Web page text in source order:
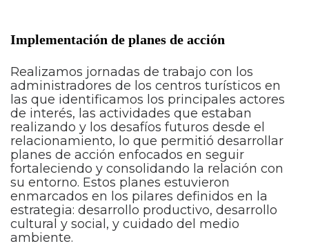
Implementación de planes de acción
Realizamos jornadas de trabajo con los
administradores de los centros turísticos en
las que identificamos los principales actores
de interés, las actividades que estaban
realizando y los desafíos futuros desde el
relacionamiento, lo que permitió desarrollar
planes de acción enfocados en seguir
fortaleciendo y consolidando la relación con
su entorno. Estos planes estuvieron
enmarcados en los pilares definidos en la
estrategia: desarrollo productivo, desarrollo
cultural y social, y cuidado del medio
ambiente.